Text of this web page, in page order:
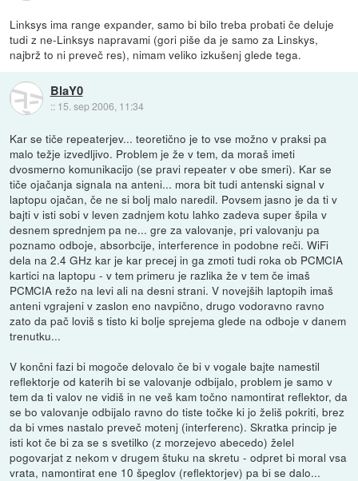
Linksys ima range expander, samo bi bilo treba probati če deluje
tudi z ne-Linksys napravami (gori piše da je samo za Linskys,
najbrž to ni preveč res), nimam veliko izkušenj glede tega.
BlaY0
:: 15. sep 2006, 11:34
Kar se tiče repeaterjev... teoretično je to vse možno v praksi pa
malo težje izvedljivo. Problem je že v tem, da moraš imeti
dvosmerno komunikacijo (se pravi repeater v obe smeri). Kar se
tiče ojačanja signala na anteni... mora bit tudi antenski signal v
laptopu ojačan, če ne si bolj malo naredil. Povsem jasno je da ti v
bajti v isti sobi v leven zadnjem kotu lahko zadeva super špila v
desnem sprednjem pa ne... gre za valovanje, pri valovanju pa
poznamo odboje, absorbcije, interference in podobne reči. WiFi
dela na 2.4 GHz kar je kar precej in ga zmoti tudi roka ob PCMCIA
kartici na laptopu - v tem primeru je razlika že v tem če imaš
PCMCIA režo na levi ali na desni strani. V novejših laptopih imaš
anteni vgrajeni v zaslon eno navpično, drugo vodoravno ravno
zato da pač loviš s tisto ki bolje sprejema glede na odboje v danem
trenutku...
V končni fazi bi mogoče delovalo če bi v vogale bajte namestil
reflektorje od katerih bi se valovanje odbijalo, problem je samo v
tem da ti valov ne vidiš in ne veš kam točno namontirat reflektor, da
se bo valovanje odbijalo ravno do tiste točke ki jo želiš pokriti, brez
da bi vmes nastalo preveč motenj (interferenc). Skratka princip je
isti kot če bi za se s svetilko (z morzejevo abecedo) želel
pogovarjat z nekom v drugem štuku na skretu - odpret bi moral vsa
vrata, namontirat ene 10 špeglov (reflektorjev) pa bi se dalo...